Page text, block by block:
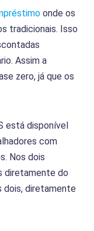
onde os
tradicionais. Isso
Assim a
zero, já que os
está disponível
com
Nos dois
diretamente do
dois, diretamente